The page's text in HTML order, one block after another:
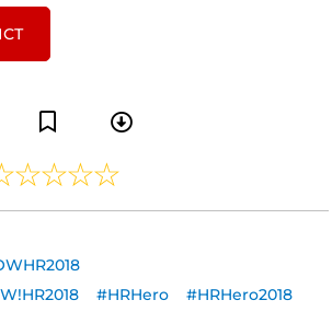
#HRHero #HRHero2018